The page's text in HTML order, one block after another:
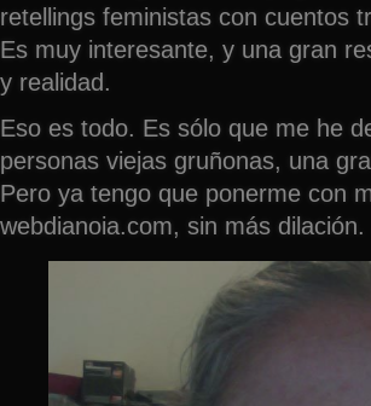
retellings feministas con cuentos
Es muy interesante, y una gran
y realidad.
Eso es todo. Es sólo que me he
personas viejas gruñonas, una
Pero ya tengo que ponerme con
webdianoia.com, sin más dilación.